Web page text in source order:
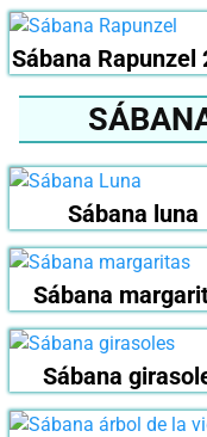
Sábana Rapunzel
Sábana luna
Sábana
Sábana